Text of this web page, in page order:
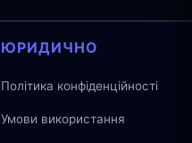
ЮРИДИЧНО
Політика конфіденційності
Умови використання